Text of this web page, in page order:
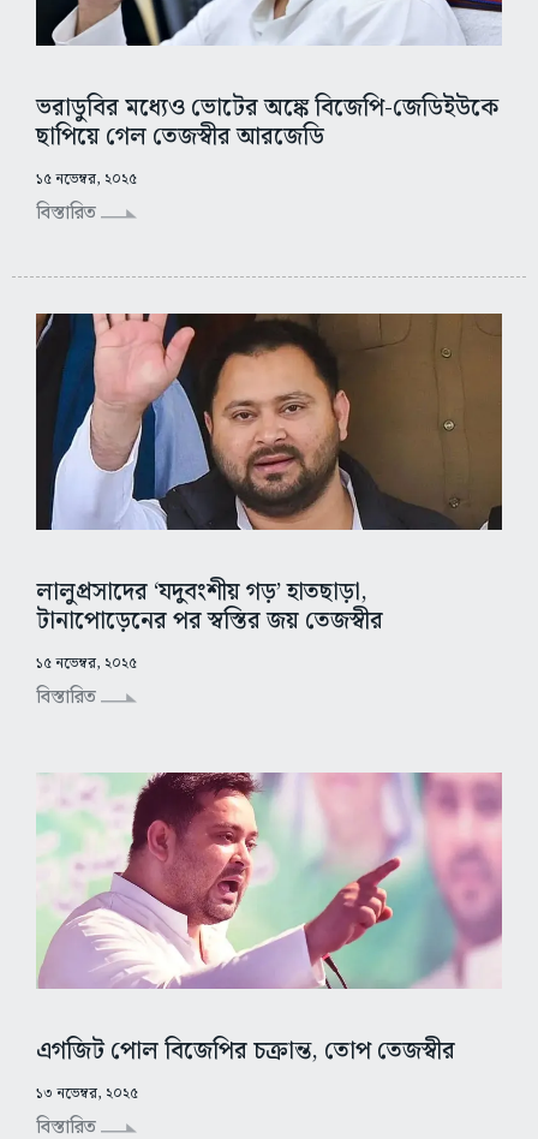
ভরাডুবির মধ্যেও ভোটের অঙ্কে বিজেপি-জেডিইউকে
ছাপিয়ে গেল তেজস্বীর আরজেডি
১৫ নভেম্বর, ২০২৫
বিস্তারিত
লালুপ্রসাদের ‘যদুবংশীয় গড়’ হাতছাড়া,
টানাপোড়েনের পর স্বস্তির জয় তেজস্বীর
১৫ নভেম্বর, ২০২৫
বিস্তারিত
এগজিট পোল বিজেপির চক্রান্ত, তোপ তেজস্বীর
১৩ নভেম্বর, ২০২৫
বিস্তারিত